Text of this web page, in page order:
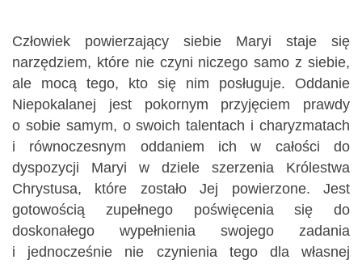
Człowiek powierzający siebie Maryi staje się
narzędziem, które nie czyni niczego samo z siebie,
ale mocą tego, kto się nim posługuje. Oddanie
Niepokalanej jest pokornym przyjęciem prawdy
o sobie samym, o swoich talentach i charyzmatach
i równoczesnym oddaniem ich w całości do
dyspozycji Maryi w dziele szerzenia Królestwa
Chrystusa, które zostało Jej powierzone. Jest
gotowością zupełnego poświęcenia się do
doskonałego wypełnienia swojego zadania
i jednocześnie nie czynienia tego dla własnej